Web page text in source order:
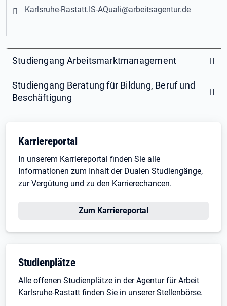
Karlsruhe-Rastatt.IS-AQuali@arbeitsagentur.de
Studiengang Arbeitsmarktmanagement
Studiengang Beratung für Bildung, Beruf und
Beschäftigung
Karriereportal
In unserem Karriereportal finden Sie alle
Informationen zum Inhalt der Dualen Studiengänge,
zur Vergütung und zu den Karrierechancen.
Öffnet in neuem Tab
Zum Karriereportal
Studienplätze
Alle offenen Studienplätze in der Agentur für Arbeit
Karlsruhe-Rastatt finden Sie in unserer Stellenbörse.